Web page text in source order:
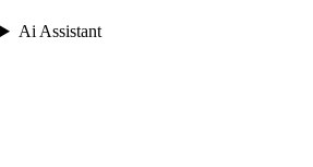
Ai Assistant